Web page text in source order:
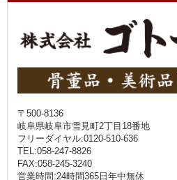
〒500-8136
岐阜県岐阜市雪見町2丁目18番地
フリーダイヤル:0120-510-636
TEL:058-247-8826
FAX:058-245-3240
営業時間:24時間365日年中無休